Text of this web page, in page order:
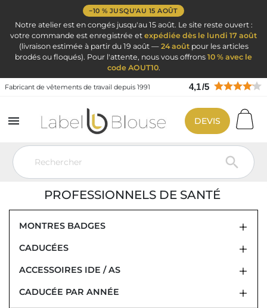
−10 % JUSQU'AU 15 AOÛT
Notre atelier est en congés jusqu'au 15 août. Le site reste ouvert :
votre commande est enregistrée et expédiée dès le lundi 17 août
(livraison estimée à partir du 19 août — 24 aoûtpour les articles
brodés ou floqués). Pour l'attente, nous vous offrons 10 % avec le
code AOUT10.
Fabricant de vêtements de travail depuis 1991 4,1/5


DEVIS
Vêtement de travail
Ciseaux infirmière pince Kocher et accessoires
CISEAUX D'INFIRMIER : L'OUTIL
INDISPENSABLE POUR LES
PROFESSIONNELS DE SANTÉ
MONTRES BADGES
CADUCÉES
ACCESSOIRES IDE / AS
CADUCÉE PAR ANNÉE